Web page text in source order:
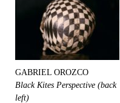
GABRIEL OROZCO
Black Kites Perspective (back
left)